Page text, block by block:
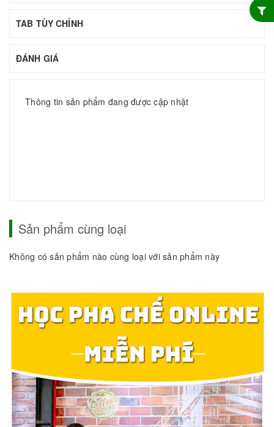
TAB TÙY CHỈNH
ĐÁNH GIÁ
Thông tin sản phẩm đang được cập nhật
Sản phẩm cùng loại
Không có sản phẩm nào cùng loại với sản phẩm này